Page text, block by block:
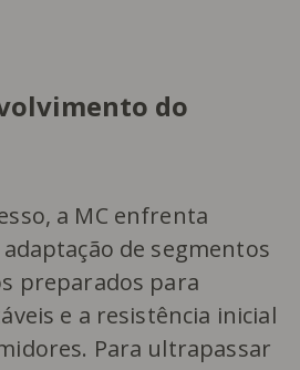
do
a MC enfrenta
de segmentos
preparados para
e a resistência inicial
Para ultrapassar